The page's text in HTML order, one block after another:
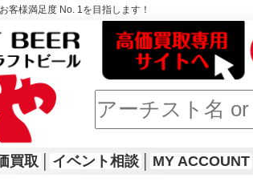
客様満足度 No. 1を目指します！
買取 イベント相談 MY ACCOUNT